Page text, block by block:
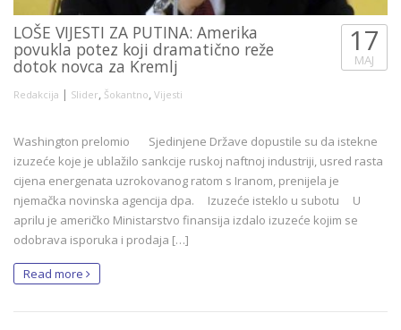
LOŠE VIJESTI ZA PUTINA: Amerika
povukla potez koji dramatično reže
dotok novca za Kremlj
Redakcija | Slider, Šokantno, Vijesti
17
MAJ
Washington prelomio Sjedinjene Države dopustile su da istekne
izuzeće koje je ublažilo sankcije ruskoj naftnoj industriji, usred rasta
cijena energenata uzrokovanog ratom s Iranom, prenijela je
njemačka novinska agencija dpa. Izuzeće isteklo u subotu U
aprilu je američko Ministarstvo finansija izdalo izuzeće kojim se
odobrava isporuka i prodaja […]
Read more